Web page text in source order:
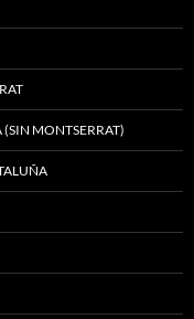
(SIN MONTSERRAT)